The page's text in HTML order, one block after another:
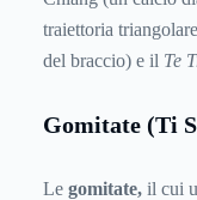
traiettoria
del braccio) e il Te
Gomitate (Ti
Le gomitate, il cui